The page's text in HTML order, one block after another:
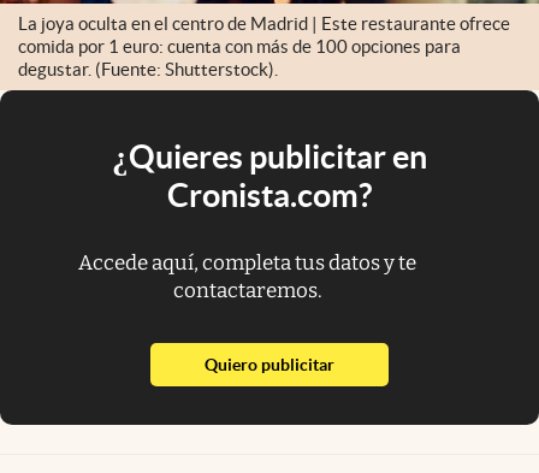
La joya oculta en el centro de Madrid | Este restaurante ofrece
comida por 1 euro: cuenta con más de 100 opciones para
degustar. (Fuente: Shutterstock).
¿Quieres publicitar en
Cronista.com?
Accede aquí, completa tus datos y te
contactaremos.
Quiero publicitarabre en nueva pestaña